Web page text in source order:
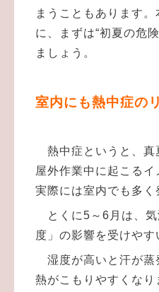
まうこともあります
に、まずは“初夏の危
ましょう。
室内にも熱中症の
熱中症というと、真
屋外作業中に起こるイ
実際には室内でも多く
とくに5～6月は、気
度」の影響を受けやす
湿度が高いと汗が蒸
熱がこもりやすくな